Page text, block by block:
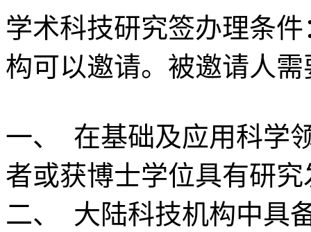
学术科技研究签办理条
构可以邀请。被邀请人
一、 在基础及应用科学
者或获博士学位具有研
二、 大陆科技机构中具